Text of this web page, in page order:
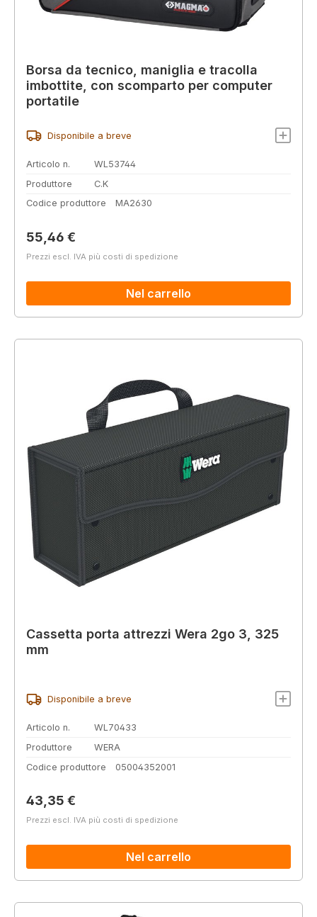
Borsa da tecnico, maniglia e tracolla
imbottite, con scomparto per computer
portatile
Disponibile a breve
Articolo n.
WL53744
Produttore
C.K
Codice produttore
MA2630
Prezzo normale:
55,46 €
Prezzi escl. IVA più costi di spedizione
Nel carrello
Cassetta porta attrezzi Wera 2go 3, 325
mm
Disponibile a breve
Articolo n.
WL70433
Produttore
WERA
Codice produttore
05004352001
Prezzo normale:
43,35 €
Prezzi escl. IVA più costi di spedizione
Nel carrello